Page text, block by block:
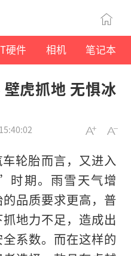
硬件 相机 笔记本
虎抓地 无惧冰
轮胎而言，又进入
期。雨雪天气增
品质要求更高，普
地力不足，造成出
系数。而在这样的